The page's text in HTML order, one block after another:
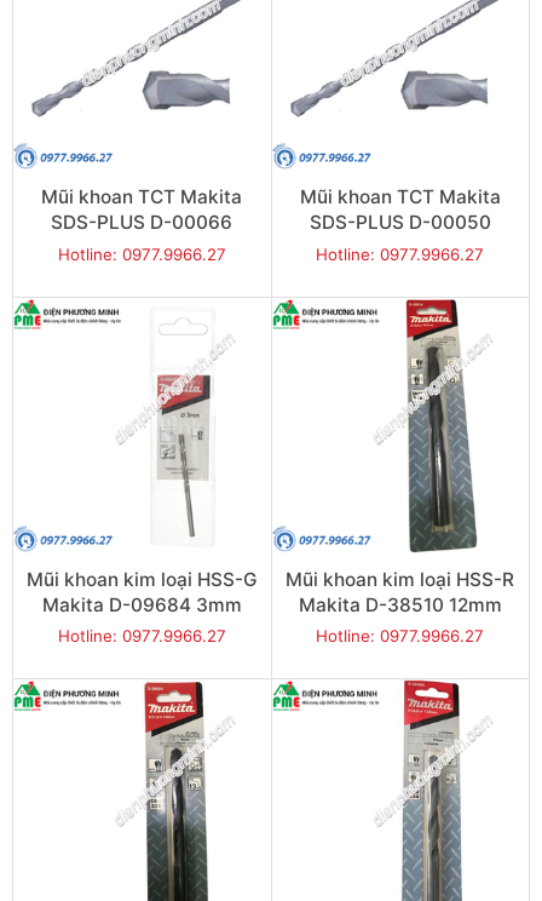
Mũi khoan TCT Makita
SDS-PLUS D-00066
(6x160mm)
Hotline: 0977.9966.27
Mũi khoan TCT Makita
SDS-PLUS D-00050
(6x110mm)
Hotline: 0977.9966.27
Mũi khoan kim loại HSS-G
Makita D-09684 3mm
Hotline: 0977.9966.27
Mũi khoan kim loại HSS-R
Makita D-38510 12mm
Hotline: 0977.9966.27